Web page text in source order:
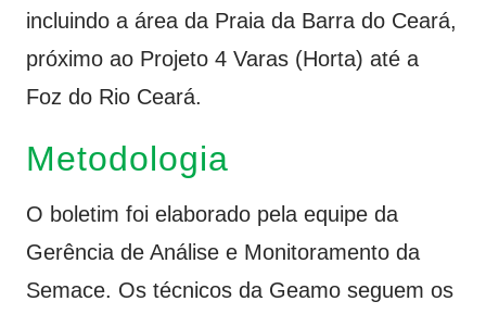
incluindo a área da Praia da Barra do Ceará,
próximo ao Projeto 4 Varas (Horta) até a
Foz do Rio Ceará.
Metodologia
O boletim foi elaborado pela equipe da
Gerência de Análise e Monitoramento da
Semace. Os técnicos da Geamo seguem os